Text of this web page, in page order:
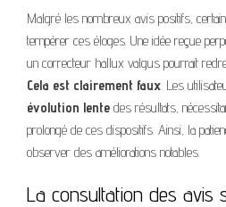
Malgré les nombreux avis positifs,
tempérer ces éloges. Une idée reçue
un correcteur hallux valgus pourrait
Cela est clairement faux. Les
évolution lente des résultats,
prolongé de ces dispositifs. Ainsi, la
observer des améliorations notables.
La consultation des avis